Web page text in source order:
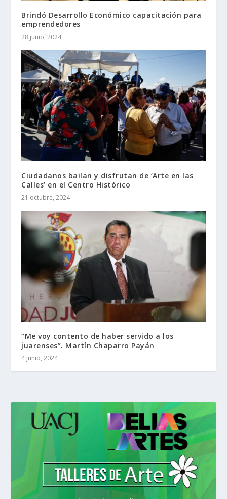
Brindó Desarrollo Económico capacitación para
emprendedores
28 junio, 2024
Ciudadanos bailan y disfrutan de ‘Arte en las
Calles’ en el Centro Histórico
21 octubre, 2024
“Me voy contento de haber servido a los
juarenses”. Martín Chaparro Payán
4 junio, 2024